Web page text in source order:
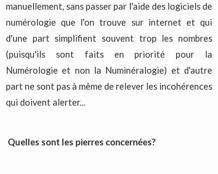
manuellement, sans passer par l'aide des logiciels de
numérologie que l'on trouve sur internet et qui
d'une part simplifient souvent trop les nombres
(puisqu'ils sont faits en priorité pour la
Numérologie et non la Numinéralogie) et d'autre
part ne sont pas à même de relever les incohérences
qui doivent alerter...
Quelles sont les pierres concernées?